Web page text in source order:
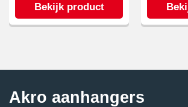
Bekijk product
Akro aanhangers